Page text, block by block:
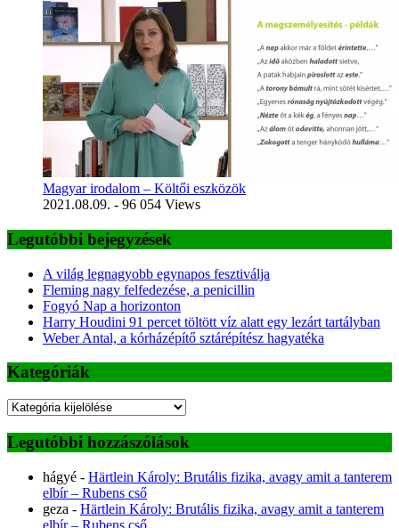
Magyar irodalom – Költői eszközök
2021.08.09. - 96 054 Views
Legutóbbi bejegyzések
A világ legnagyobb egynapos fesztiválja
Fleming nagy felfedezése, a penicillin
Fogyó Nap a horizonton
Harry Houdini 91 percet töltött víz alatt egy lezárt tartályban
Weber Antal, a kórházépítő sztárépítész hagyatéka
Kategóriák
Kategóriák
Legutóbbi hozzászólások
hágyé - Härtlein Károly: Brutális fizika, avagy amit a tanterem
elbír – Rubens cső
geza - Härtlein Károly: Brutális fizika, avagy amit a tanterem
elbír – Rubens cső